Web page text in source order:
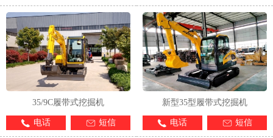
35/9C履带式挖掘机
电话 短信
新型35型履带式挖掘机
电话 短信